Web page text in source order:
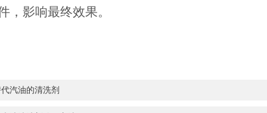
，影响最终效果。
汽油的清洗剂